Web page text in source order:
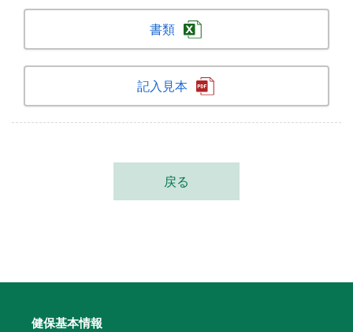
書類
記入見本
戻る
健保基本情報